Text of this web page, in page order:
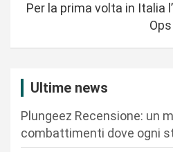
a
Per la prima volta in Italia
Ultime news
Plungeez Recensione: un
combattimenti dove ogni